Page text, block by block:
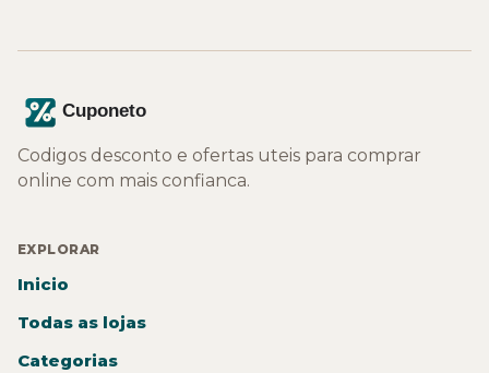
Codigos desconto e ofertas uteis para comprar
online com mais confianca.
EXPLORAR
Inicio
Todas as lojas
Categorias